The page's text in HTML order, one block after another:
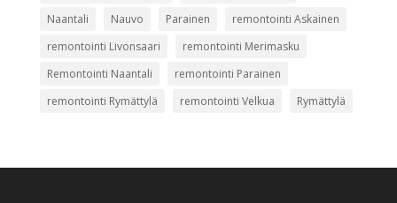
Naantali
Nauvo Parainen
remontointi Askainen
remontointi Livonsaari
remontointi Merimasku
Remontointi Naantali
remontointi Parainen
remontointi Rymättylä
remontointi Velkua Rymättylä